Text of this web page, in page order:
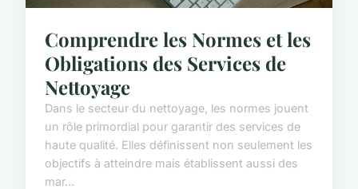
Comprendre les Normes et les
Obligations des Services de
Nettoyage
Dans le secteur du nettoyage, les normes jouent
un rôle primordial pour garantir des services de
haute qualité. Elles définissent non seulement les
objectifs à atteindre mais établissent aussi des
mar...